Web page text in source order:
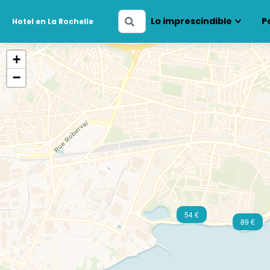
Hotel en La Rochelle
Ingresa
tus
fechas
Lo imprescindible
54 €
89 €
+
−